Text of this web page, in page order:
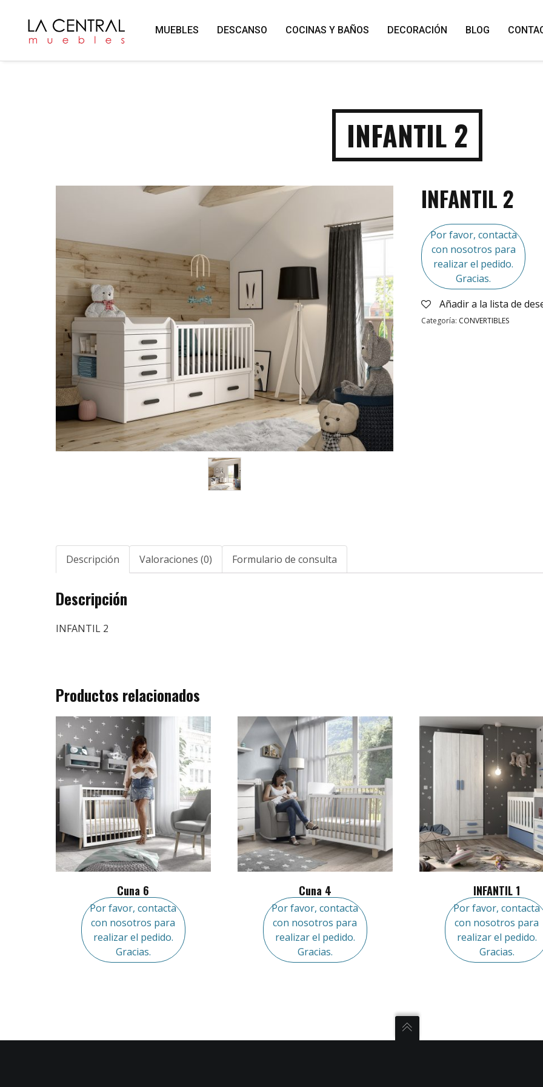
MUEBLES DESCANSO COCINAS Y BAÑOS DECORACIÓN BLOG
INFANTIL 2
INFANTIL 2
Por favor, contacta
con nosotros para
realizar el pedido.
Gracias.
Añadir a la lista de
Categoría: CONVERTIBLES
Descripción Valoraciones (0) Formulario de consulta
Descripción
INFANTIL 2
Productos relacionados
Cuna 6
Por favor, contacta
con nosotros para
realizar el pedido.
Gracias.
Cuna 4
Por favor, contacta
con nosotros para
realizar el pedido.
Gracias.
INFANTIL 1
Por favor, contacta
con nosotros para
realizar el pedido.
Gracias.